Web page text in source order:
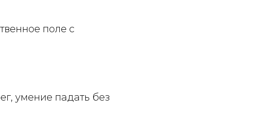
поле с
умение падать без